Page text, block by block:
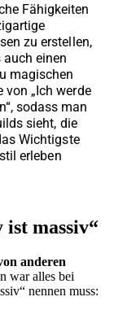
Fähigkeiten
zu erstellen,
einen
magischen
„Ich werde
sodass man
sieht, die
Wichtigste
erleben
massiv“
anderen
war alles bei
nennen muss: